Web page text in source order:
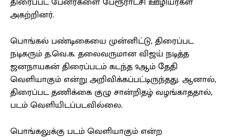
அகற்றினர்.
பொங்கல் பண்டிகையை முன்னிட்டு, திரைப்பட
நடிகரும் த.வெ.க. தலைவருமான விஜய் நடித்த
ஜனநாயகன் திரைப்படம் கடந்த 9ஆம் தேதி
வெளியாகும் என்று அறிவிக்கப்பட்டிருந்தது. ஆனால்,
திரைப்பட தணிக்கை குழு சான்றிதழ் வழங்காததால்,
படம் வெளியிடப்படவில்லை.
பொங்கலுக்கு படம் வெளியாகும் என்ற